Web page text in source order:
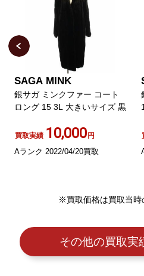
SAGA MINK
銀サガ ミンクファー コート
ロング 15 3L 大きいサイズ 黒
買取実績 10,000円
Aランク 2022/04/20買取
※買取価格は買取当時
その他の買取実